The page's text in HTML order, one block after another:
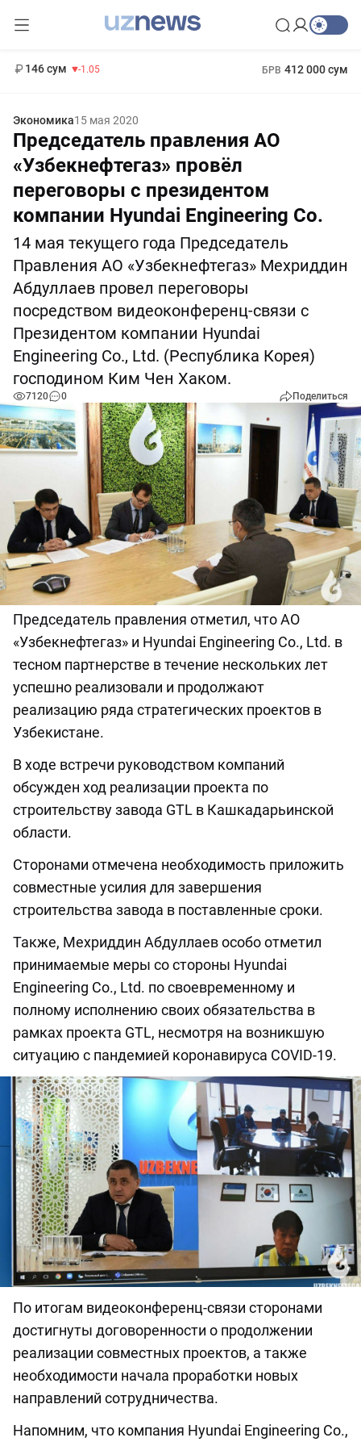
146 сум -1.05 БРВ 412 000 сум
Экономика15 мая 2020
Председатель правления АО
«Узбекнефтегаз» провёл
переговоры с президентом
компании Hyundai Engineering Co.
14 мая текущего года Председатель
Правления АО «Узбекнефтегаз» Мехриддин
Абдуллаев провел переговоры
посредством видеоконференц-связи с
Президентом компании Hyundai
Engineering Co., Ltd. (Республика Корея)
господином Ким Чен Хаком.
7120 0 Поделиться
Председатель правления отметил, что АО
«Узбекнефтегаз» и Hyundai Engineering Co., Ltd. в
тесном партнерстве в течение нескольких лет
успешно реализовали и продолжают
реализацию ряда стратегических проектов в
Узбекистане.
В ходе встречи руководством компаний
обсужден ход реализации проекта по
строительству завода GTL в Кашкадарьинской
области.
Сторонами отмечена необходимость приложить
совместные усилия для завершения
строительства завода в поставленные сроки.
Также, Мехриддин Абдуллаев особо отметил
принимаемые меры со стороны Hyundai
Engineering Co., Ltd. по своевременному и
полному исполнению своих обязательства в
рамках проекта GTL, несмотря на возникшую
ситуацию с пандемией коронавируса COVID-19.
По итогам видеоконференц-связи сторонами
достигнуты договоренности о продолжении
реализации совместных проектов, а также
необходимости начала проработки новых
направлений сотрудничества.
Напомним, что компания Hyundai Engineering Co.,